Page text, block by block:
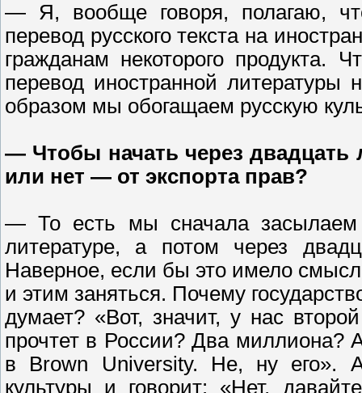
— Я, вообще говоря, полагаю,
перевод русского текста на
гражданам некоторого
перевод иностранной
образом мы обогащаем русскую
— Чтобы начать через
или нет — от экспорта прав?
— То есть мы сначала засылаем
литературе, а потом через
Наверное, если бы это имело
и этим заняться. Почему
думает? «Вот, значит, у нас
прочтет в России? Два
в Brown University. Не, ну его».
культуры и говорит: «Нет,